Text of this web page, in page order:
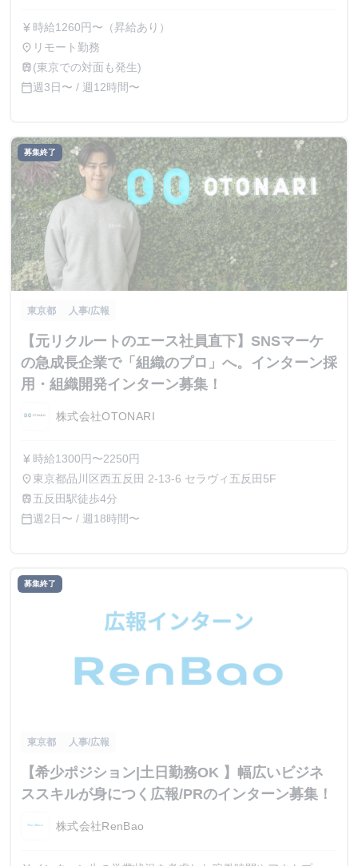
currency_yen 時給1260円〜（昇給あり）
place リモート勤務
train (東京での対面も発生)
calendar_today週3日〜 / 週12時間〜
募集終了
東京都 人事/広報
【元リクルートのエース社員直下】SNSマーケ
の急成長企業で「組織のプロ」へ。インターン採
用・組織開発インターン募集！
株式会社OTONARI
currency_yen 時給1300円〜2250円
place東京都品川区西五反田 2-13-6 セラヴィ五反田5F
train 五反田駅徒歩4分
calendar_today週2日〜 / 週18時間〜
募集終了
東京都 人事/広報
【希少ポジション|土日勤務OK 】幅広いビジネ
ススキルが身につく広報/PRのインターン募集！
株式会社RenBao